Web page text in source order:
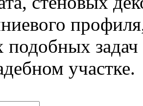
подобных
участке.